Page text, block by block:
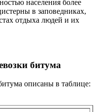
населения более
в заповедниках,
отдыха людей и их
битума
описаны в таблице: